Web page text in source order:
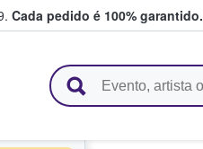
Cada pedido é 100% garantido.